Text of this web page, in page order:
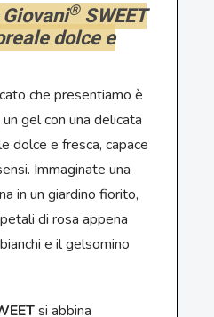
®SWEET
dolce e
che presentiamo è
un gel con una delicata
dolce e fresca, capace
Immaginate una
in un giardino fiorito,
di rosa appena
e il gelsomino
si abbina